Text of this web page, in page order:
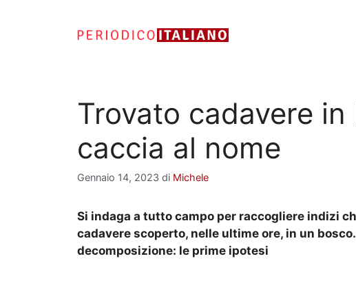
Trovato cadavere
caccia al nome
Gennaio 14, 2023 di Michele
Si indaga a tutto campo per raccogliere indizi
cadavere scoperto, nelle ultime ore, in un
decomposizione: le prime ipotesi